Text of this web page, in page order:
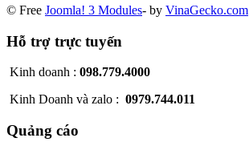
© Free Joomla! 3 Modules- by VinaGecko.com
Hỗ trợ trực tuyến
Kinh doanh : 098.779.4000
Kinh Doanh và zalo : 0979.744.011
Quảng cáo